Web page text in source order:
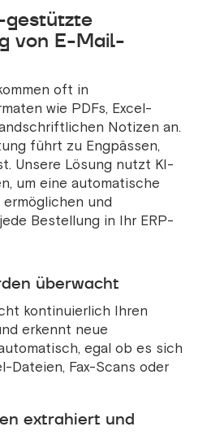
gestützte
von E-Mail-
oft in
wie PDFs, Excel-
Notizen an.
führt zu Engpässen,
Unsere Lösung nutzt KI-
um eine automatische
und
Bestellung in Ihr ERP-
überwacht
kontinuierlich Ihren
erkennt neue
egal ob es sich
Dateien, Fax-Scans oder
extrahiert und